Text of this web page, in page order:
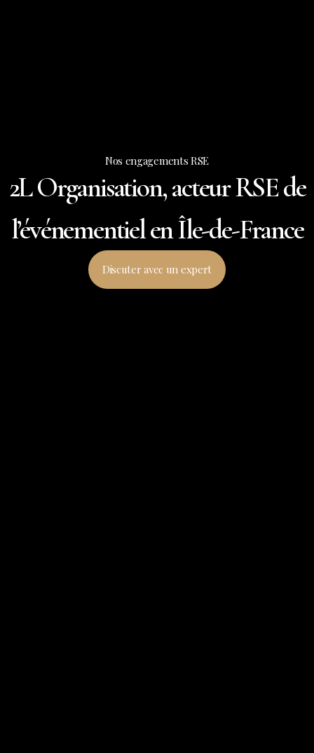
Nos engagements RSE
2L Organisation, acteur RSE de
l’événementiel en Île-de-France
Discuter avec un expert